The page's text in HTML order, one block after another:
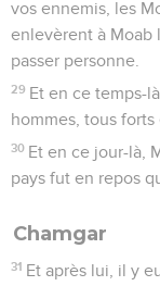
vos ennemis, les
enlevèrent à Moab
passer personne.
29 Et en ce temps-
hommes, tous forts
30 Et en ce jour-là,
pays fut en repos
Chamgar
31 Et après lui, il y